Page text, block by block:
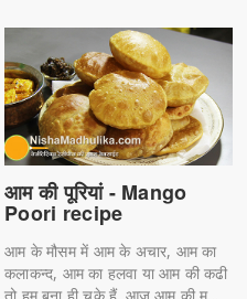
आम की पूरियां - Mango
Poori recipe
आम के मौसम में आम के अचार, आम का
कलाकन्द, आम का हलवा या आम की कढी